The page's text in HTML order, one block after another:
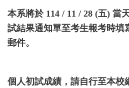
本系將於 114 / 11 / 28 (五) 當
試結果通知單至考生報考時填
郵件。
個人初試成績，請自行至本校